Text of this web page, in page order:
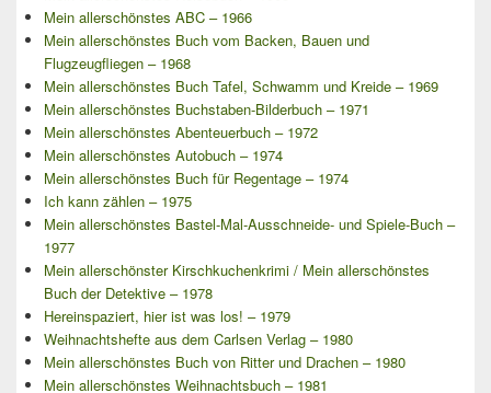
Mein allerschönstes ABC – 1966
Mein allerschönstes Buch vom Backen, Bauen und
Flugzeugfliegen – 1968
Mein allerschönstes Buch Tafel, Schwamm und Kreide – 1969
Mein allerschönstes Buchstaben-Bilderbuch – 1971
Mein allerschönstes Abenteuerbuch – 1972
Mein allerschönstes Autobuch – 1974
Mein allerschönstes Buch für Regentage – 1974
Ich kann zählen – 1975
Mein allerschönstes Bastel-Mal-Ausschneide- und Spiele-Buch –
1977
Mein allerschönster Kirschkuchenkrimi / Mein allerschönstes
Buch der Detektive – 1978
Hereinspaziert, hier ist was los! – 1979
Weihnachtshefte aus dem Carlsen Verlag – 1980
Mein allerschönstes Buch von Ritter und Drachen – 1980
Mein allerschönstes Weihnachtsbuch – 1981